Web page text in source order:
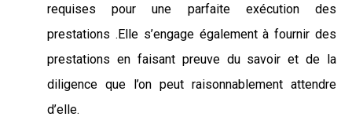
requises pour une parfaite exécution des
prestations .Elle s’engage également à fournir des
prestations en faisant preuve du savoir et de la
diligence que l’on peut raisonnablement attendre
d’elle.